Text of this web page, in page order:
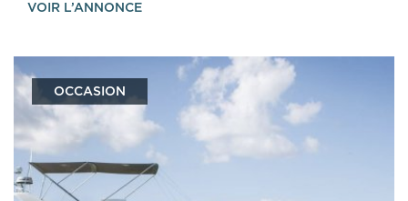
VOIR L’ANNONCE
OCCASION